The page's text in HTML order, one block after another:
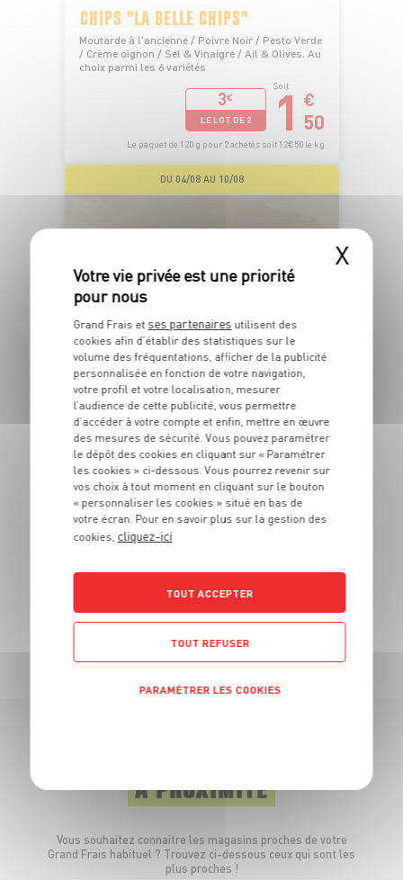
CHIPS "LA BELLE CHIPS"
Moutarde à l'ancienne / Poivre Noir / Pesto Verde
/ Crème oignon / Sel & Vinaigre / Ail & Olives. Au
choix parmi les 6 variétés
3€
LE LOT DE 2
Soit
1 €
50
Le paquet de 120 g pour 2 achetés soit 12€50 le kg
DU 04/08 AU 10/08
FABRIQUÉE EN
SAVOIE OU HTE-SAVOIE
MEULE DE SAVOIE
35% MG sur produit fini - Pâte pressée cuite au
lait cru de vache - Affinage de 10 mois minimum
1€
49
À PROXIMITÉ
Vous souhaitez connaitre les magasins proches de votre
Grand Frais habituel ? Trouvez ci-dessous ceux qui sont les
plus proches !
X
Grand Frais et ses partenaires utilisent des
cookies afin d’établir des statistiques sur le
volume des fréquentations, afficher de la publicité
personnalisée en fonction de votre navigation,
votre profil et votre localisation, mesurer
l’audience de cette publicité, vous permettre
d’accéder à votre compte et enfin, mettre en œuvre
des mesures de sécurité. Vous pouvez paramétrer
le dépôt des cookies en cliquant sur « Paramétrer
les cookies » ci-dessous. Vous pourrez revenir sur
vos choix à tout moment en cliquant sur le bouton
« personnaliser les cookies » situé en bas de
votre écran. Pour en savoir plus sur la gestion des
cookies, cliquez-ici
TOUT ACCEPTER
TOUT REFUSER
PARAMÉTRER LES COOKIES